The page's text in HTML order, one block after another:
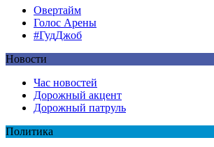
Овертайм
Голос Арены
#ГудДжоб
Новости
Час новостей
Дорожный акцент
Дорожный патруль
Политика